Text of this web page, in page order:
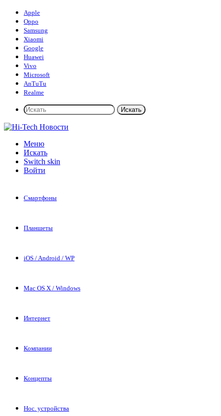
Apple
Oppo
Samsung
Xiaomi
Google
Huawei
Vivo
Microsoft
AnTuTu
Realme
Искать
Меню
Искать
Switch skin
Войти
Смартфоны
Планшеты
iOS / Android / WP
Mac OS X / Windows
Интернет
Компании
Концепты
Нос. устройства